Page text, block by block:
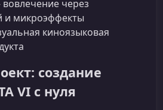
через
и микроэффекты
киноязыковая
создание
VI с нуля